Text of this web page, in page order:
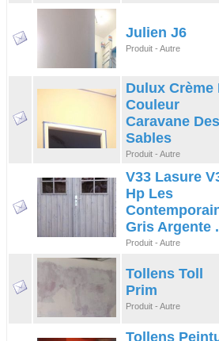
Julien J6
Produit - Autre
Dulux Crème
Couleur
Caravane Des
Sables
Produit - Autre
V33 Lasure
Hp Les
Gris Argente
Produit - Autre
Tollens Toll
Prim
Produit - Autre
Tollens